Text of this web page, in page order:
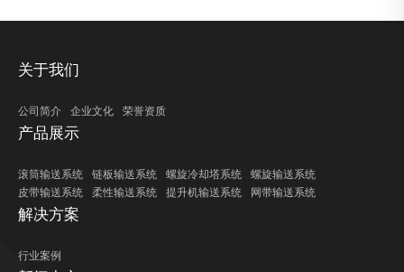
关于我们
公司简介 企业文化 荣誉资质
产品展示
滚筒输送系统 链板输送系统 螺旋冷却塔系统
螺旋输送系统
皮带输送系统
柔性输送系统 提升机输送系统 网带输送系统
解决方案
行业案例